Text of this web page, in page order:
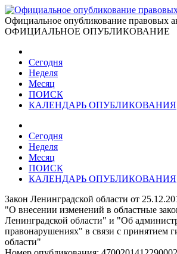
Официальное опубликование правовых
ОФИЦИАЛЬНОЕ ОПУБЛИКОВАНИЕ
Сегодня
Неделя
Месяц
ПОИСК
КАЛЕНДАРЬ ОПУБЛИКОВАНИЯ
Сегодня
Неделя
Месяц
ПОИСК
КАЛЕНДАРЬ ОПУБЛИКОВАНИЯ
Закон Ленинградской области от
"О внесении изменений в областные
Ленинградской области" и "Об
правонарушениях" в связи с принятием
области"